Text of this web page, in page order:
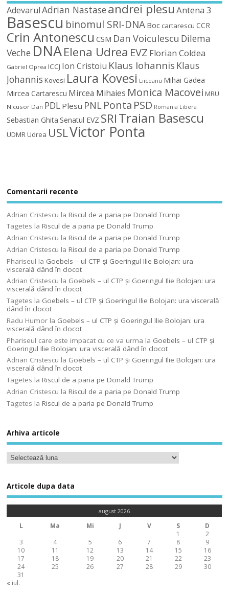
Adevarul Adrian Nastaseandrei plesuAntena 3
Basescu binomul SRI-DNA Boc cartarescu CCR
Crin Antonescu CSM Dan Voiculescu Dilema
Veche DNAElena Udrea EVZ Florian Coldea
Gabriel Oprea ICCJ Ion Cristoiu Klaus Iohannis Klaus
Johannis Kovesi Laura Kovesi Liiceanu Mihai Gadea
Mircea Cartarescu Mircea Mihaies Monica Macovei MRU
Nicusor Dan PDL Plesu PNL Ponta PSD Romania Libera
Sebastian Ghita Senatul EVZ SRITraian Basescu
UDMRUdrea USLVictor Ponta
Comentarii recente
Adrian Cristescu laRiscul de a paria pe Donald Trump
Tagetes laRiscul de a paria pe Donald Trump
Adrian Cristescu laRiscul de a paria pe Donald Trump
Adrian Cristescu laRiscul de a paria pe Donald Trump
Phariseul la Goebels – ul CTP şi Goeringul Ilie Bolojan: ura
viscerală dând în clocot
Adrian Cristescu la Goebels – ul CTP şi Goeringul Ilie Bolojan: ura
viscerală dând în clocot
Tagetes la Goebels – ul CTP şi Goeringul Ilie Bolojan: ura viscerală
dând în clocot
Radu Humor la Goebels – ul CTP şi Goeringul Ilie Bolojan: ura
viscerală dând în clocot
Phariseul care este impacat cu ce va urma la Goebels – ul CTP şi
Goeringul Ilie Bolojan: ura viscerală dând în clocot
Adrian Cristescu la Goebels – ul CTP şi Goeringul Ilie Bolojan: ura
viscerală dând în clocot
Tagetes laRiscul de a paria pe Donald Trump
Adrian Cristescu laRiscul de a paria pe Donald Trump
Tagetes laRiscul de a paria pe Donald Trump
Arhiva articole
Articole dupa data
august 2026
L Ma Mi J V S
D
1
2
3
4 5 6 7 8
9
10
11 12 13 14 15
16
17
18 19 20 21 22
23
24
25 26 27 28 29
30
31
« iul.